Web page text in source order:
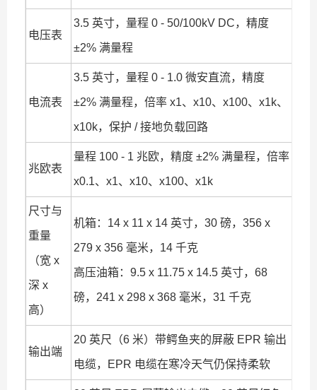
电压表
3.5 英寸，量程 0 - 50/100kV DC，精度
±2% 满量程
电流表
3.5 英寸，量程 0 - 1.0 微安直流，精度
±2% 满量程，倍率 x1、x10、x100、x1k、
x10k，保护 / 接地负载回路
兆欧表
量程 100 - 1 兆欧，精度 ±2% 满量程，倍率
x0.1、x1、x10、x100、x1k
尺寸与
重量
（宽 x
深 x
高）
机箱：14 x 11 x 14 英寸，30 磅，356 x
279 x 356 毫米，14 千克
高压油箱：9.5 x 11.75 x 14.5 英寸，68
磅，241 x 298 x 368 毫米，31 千克
输出端
20 英尺（6 米）带鳄鱼夹的屏蔽 EPR 输出
电缆，EPR 电缆在寒冷天气仍保持柔软